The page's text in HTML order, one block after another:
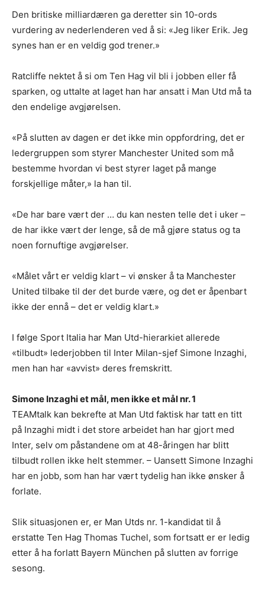
Den britiske milliardæren ga deretter sin 10-ords
vurdering av nederlenderen ved å si: «Jeg liker Erik. Jeg
synes han er en veldig god trener.»
Ratcliffe nektet å si om Ten Hag vil bli i jobben eller få
sparken, og uttalte at laget han har ansatt i Man Utd må ta
den endelige avgjørelsen.
«På slutten av dagen er det ikke min oppfordring, det er
ledergruppen som styrer Manchester United som må
bestemme hvordan vi best styrer laget på mange
forskjellige måter,» la han til.
«De har bare vært der … du kan nesten telle det i uker –
de har ikke vært der lenge, så de må gjøre status og ta
noen fornuftige avgjørelser.
«Målet vårt er veldig klart – vi ønsker å ta Manchester
United tilbake til der det burde være, og det er åpenbart
ikke der ennå – det er veldig klart.»
I følge Sport Italia har Man Utd-hierarkiet allerede
«tilbudt» lederjobben til Inter Milan-sjef Simone Inzaghi,
men han har «avvist» deres fremskritt.
Simone Inzaghi et mål, men ikke et mål nr. 1
TEAMtalk kan bekrefte at Man Utd faktisk har tatt en titt
på Inzaghi midt i det store arbeidet han har gjort med
Inter, selv om påstandene om at 48-åringen har blitt
tilbudt rollen ikke helt stemmer. – Uansett Simone Inzaghi
har en jobb, som han har vært tydelig han ikke ønsker å
forlate.
Slik situasjonen er, er Man Utds nr. 1-kandidat til å
erstatte Ten Hag Thomas Tuchel, som fortsatt er er ledig
etter å ha forlatt Bayern München på slutten av forrige
sesong.